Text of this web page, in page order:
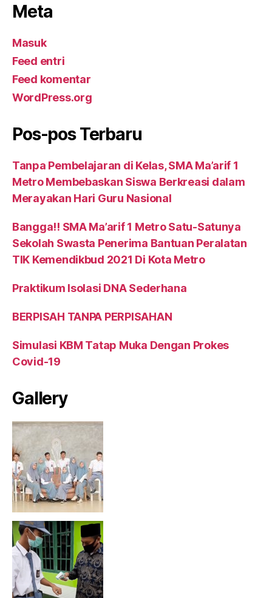
Meta
Masuk
Feed entri
Feed komentar
WordPress.org
Pos-pos Terbaru
Tanpa Pembelajaran di Kelas, SMA Ma’arif 1
Metro Membebaskan Siswa Berkreasi dalam
Merayakan Hari Guru Nasional
Bangga!! SMA Ma’arif 1 Metro Satu-Satunya
Sekolah Swasta Penerima Bantuan Peralatan
TIK Kemendikbud 2021 Di Kota Metro
Praktikum Isolasi DNA Sederhana
BERPISAH TANPA PERPISAHAN
Simulasi KBM Tatap Muka Dengan Prokes
Covid-19
Gallery